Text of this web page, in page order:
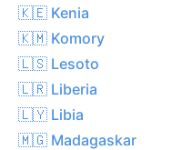
🇰🇪 Kenia
🇰🇲 Komory
🇱🇸 Lesoto
🇱🇷 Liberia
🇱🇾 Libia
🇲🇬 Madagaskar